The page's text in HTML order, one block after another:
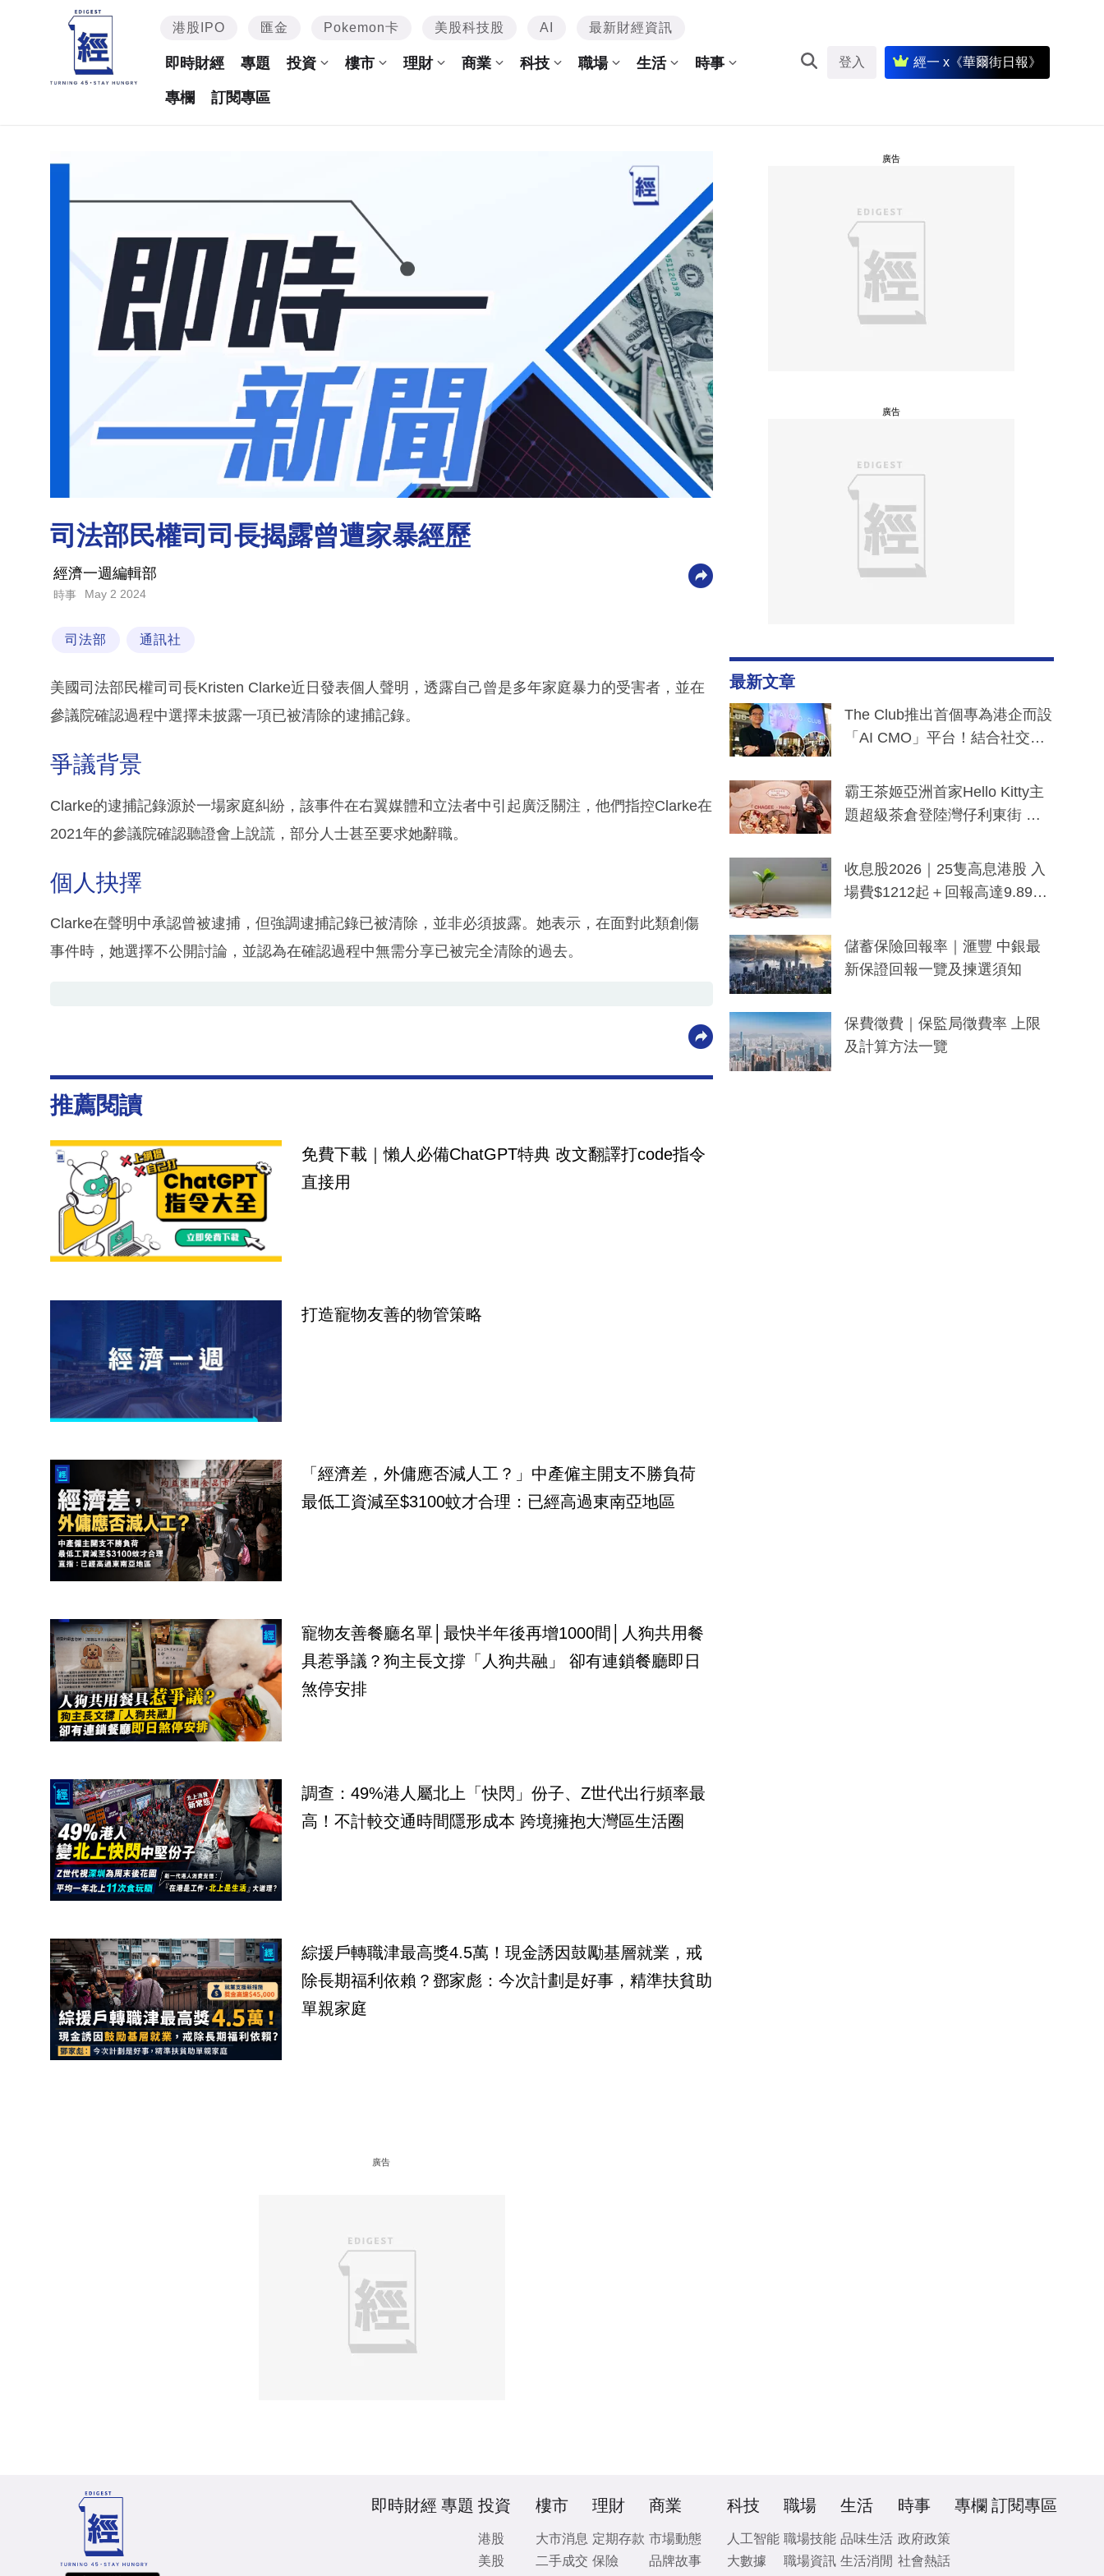
港股IPO 匯金 Pokemon卡 美股科技股 AI 最新財經資訊
即時財經 專題 投資 樓市 理財 商業 科技 職場 生活 時事
專欄 訂閱專區
登入 經一 x《華爾街日報》
司法部民權司司長揭露曾遭家暴經歷
經濟一週編輯部
時事 May 2 2024
司法部 通訊社
美國司法部民權司司長Kristen Clarke近日發表個人聲明，透露自己曾是多年家庭暴力的受害者，並在
參議院確認過程中選擇未披露一項已被清除的逮捕記錄。
爭議背景
Clarke的逮捕記錄源於一場家庭糾紛，該事件在右翼媒體和立法者中引起廣泛關注，他們指控Clarke在
2021年的參議院確認聽證會上說謊，部分人士甚至要求她辭職。
個人抉擇
Clarke在聲明中承認曾被逮捕，但強調逮捕記錄已被清除，並非必須披露。她表示，在面對此類創傷
事件時，她選擇不公開討論，並認為在確認過程中無需分享已被完全清除的過去。
推薦閱讀
免費下載｜懶人必備ChatGPT特典 改文翻譯打code指令
直接用
打造寵物友善的物管策略
「經濟差，外傭應否減人工？」中產僱主開支不勝負荷
最低工資減至$3100蚊才合理：已經高過東南亞地區
寵物友善餐廳名單│最快半年後再增1000間│人狗共用餐
具惹爭議？狗主長文撐「人狗共融」 卻有連鎖餐廳即日
煞停安排
調查：49%港人屬北上「快閃」份子、Z世代出行頻率最
高！不計較交通時間隱形成本 跨境擁抱大灣區生活圈
綜援戶轉職津最高獎4.5萬！現金誘因鼓勵基層就業，戒
除長期福利依賴？鄧家彪：今次計劃是好事，精準扶貧助
單親家庭
廣告
廣告
廣告
最新文章
The Club推出首個專為港企而設
「AI CMO」平台！結合社交聆
分鐘生成「貼地」宣傳短片
霸王茶姬亞洲首家Hello Kitty主
題超級茶倉登陸灣仔利東街 推
y及香港限定特調系列
收息股2026｜25隻高息港股 入
場費$1212起＋回報高達9.89
儲蓄保險回報率｜滙豐 中銀最
新保證回報一覽及揀選須知
保費徵費｜保監局徵費率 上限
及計算方法一覽
即時財經 專題 投資
港股
美股
樓市
大市消息
二手成交
理財
定期存款
保險
商業
市場動態
品牌故事
科技
人工智能
大數據
職場
職場技能
職場資訊
生活
品味生活
生活消閒
時事
政府政策
社會熱話
專欄 訂閱專區